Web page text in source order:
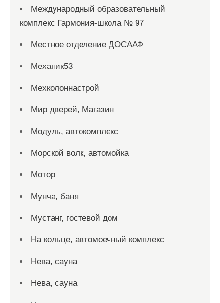
Международный образовательный
комплекс Гармония-школа № 97
Местное отделение ДОСААФ
Механик53
Мехколоннастрой
Мир дверей, Магазин
Модуль, автокомплекс
Морской волк, автомойка
Мотор
Мунча, баня
Мустанг, гостевой дом
На кольце, автомоечный комплекс
Нева, сауна
Нева, сауна